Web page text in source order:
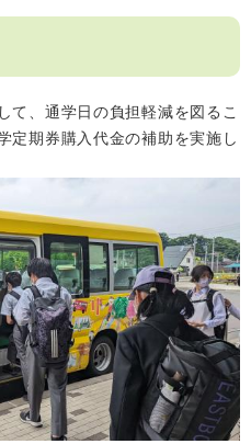
、通学日の負担軽減を図るこ
定期券購入代金の補助を実施し